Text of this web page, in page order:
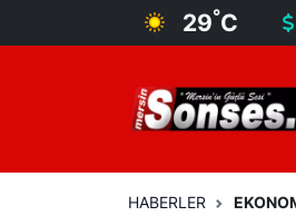
29°C
Mersin'de
HABERLER
MERSİN
Mersin Nöbetçi
Mersin Namaz Vakitleri